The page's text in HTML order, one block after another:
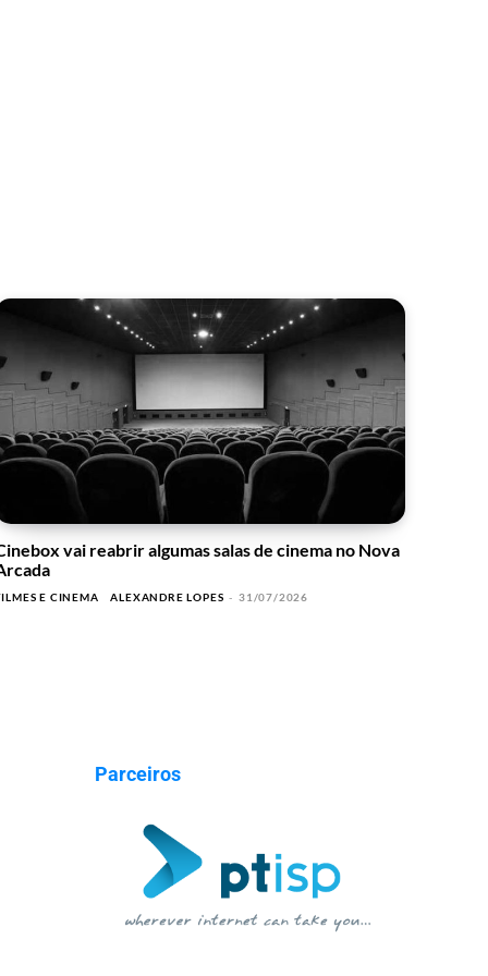
vai reabrir algumas salas de cinema no Nova
E CINEMA ALEXANDRE LOPES - 31/07/2026
Parceiros